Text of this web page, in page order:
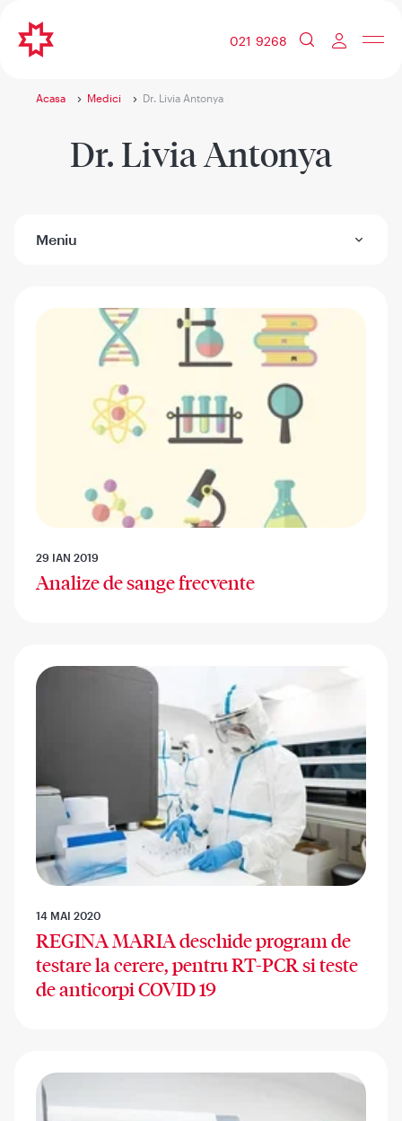
021 9268
Acasa Medici Dr. Livia Antonya
Dr. Livia Antonya
Meniu
29 IAN 2019
Analize de sange frecvente
14 MAI 2020
REGINA MARIA deschide program de
testare la cerere, pentru RT-PCR si teste
de anticorpi COVID 19